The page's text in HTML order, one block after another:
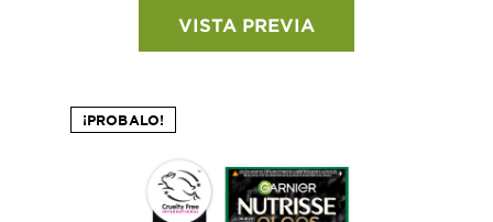
VISTA PREVIA
¡PROBALO!